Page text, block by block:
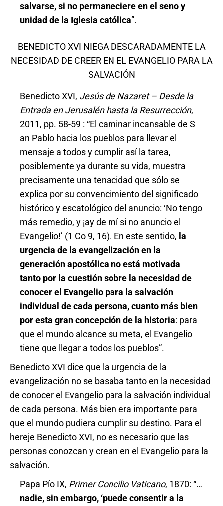
salvarse, si no permaneciere en el seno y
unidad de la Iglesia católica”.
BENEDICTO XVI NIEGA DESCARADAMENTE LA
NECESIDAD DE CREER EN EL EVANGELIO PARA LA
SALVACIÓN
Benedicto XVI, Jesús de Nazaret – Desde la
Entrada en Jerusalén hasta la Resurrección,
2011, pp. 58-59 : “El caminar incansable de S
an Pablo hacia los pueblos para llevar el
mensaje a todos y cumplir así la tarea,
posiblemente ya durante su vida, muestra
precisamente una tenacidad que sólo se
explica por su convencimiento del significado
histórico y escatológico del anuncio: ‘No tengo
más remedio, y ¡ay de mí si no anuncio el
Evangelio!’ (1 Co 9, 16). En este sentido, la
urgencia de la evangelización en la
generación apostólica no está motivada
tanto por la cuestión sobre la necesidad de
conocer el Evangelio para la salvación
individual de cada persona, cuanto más bien
por esta gran concepción de la historia: para
que el mundo alcance su meta, el Evangelio
tiene que llegar a todos los pueblos”.
Benedicto XVI dice que la urgencia de la
evangelización no se basaba tanto en la necesidad
de conocer el Evangelio para la salvación individual
de cada persona. Más bien era importante para
que el mundo pudiera cumplir su destino. Para el
hereje Benedicto XVI, no es necesario que las
personas conozcan y crean en el Evangelio para la
salvación.
Papa Pío IX, Primer Concilio Vaticano, 1870: “…
nadie, sin embargo, ‘puede consentir a la